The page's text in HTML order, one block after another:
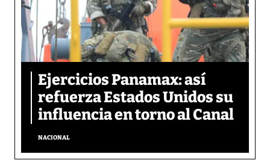
Ejercicios Panamax: así
refuerza Estados Unidos su
influencia en torno al Canal
NACIONAL